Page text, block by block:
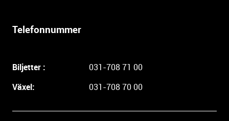
Telefonnummer
Biljetter :
031-708 71 00
Växel:
031-708 70 00